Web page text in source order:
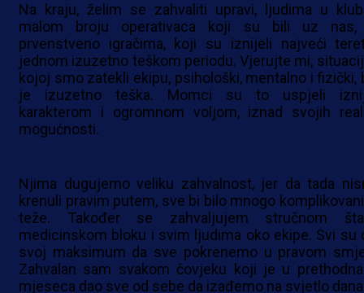
Na kraju, želim se zahvaliti upravi, ljudima u
malom broju operativaca koji su bili uz nas,
prvenstveno igračima, koji su iznijeli najveći
jednom izuzetno teškom periodu. Vjerujte mi,
kojoj smo zatekli ekipu, psihološki, mentalno i fizički,
je izuzetno teška. Momci su to uspjeli
karakterom i ogromnom voljom, iznad svojih
mogućnosti.
Njima dugujemo veliku zahvalnost, jer da tada
krenuli pravim putem, sve bi bilo mnogo
teže. Također se zahvaljujem stručnom
medicinskom bloku i svim ljudima oko ekipe. Svi su
svoj maksimum da sve pokrenemo u pravom
Zahvalan sam svakom čovjeku koji je u
mjeseca dao sve od sebe da izađemo na svjetlo